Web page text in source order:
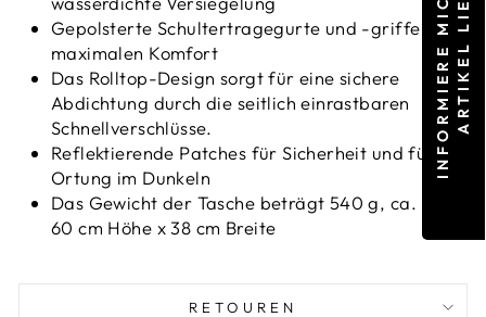
Gepolsterte Schultertragegurte und -griffe für
maximalen Komfort
Das Rolltop-Design sorgt für eine sichere
Abdichtung durch die seitlich einrastbaren
Schnellverschlüsse.
Reflektierende Patches für Sicherheit und für die
Ortung im Dunkeln
Das Gewicht der Tasche beträgt 540 g, ca.
60 cm Höhe x 38 cm Breite
RETOUREN